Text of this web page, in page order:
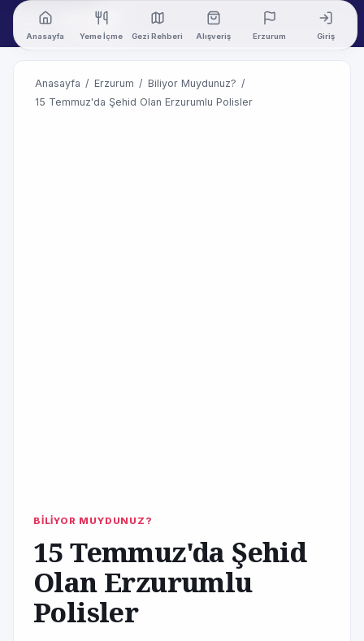
Anasayfa Yeme İçme Gezi Rehberi Alışveriş Erzurum Giriş
Anasayfa / Erzurum / Biliyor Muydunuz? /
15 Temmuz'da Şehid Olan Erzurumlu Polisler
BİLİYOR MUYDUNUZ?
15 Temmuz'da Şehid
Olan Erzurumlu
Polisler